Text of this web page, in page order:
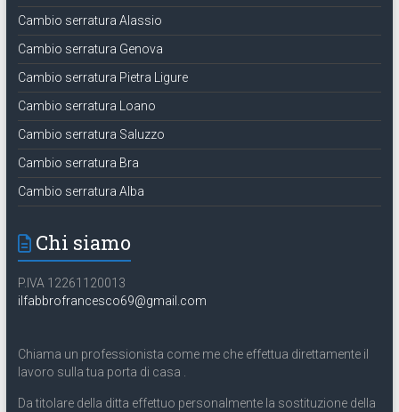
Cambio serratura Alassio
Cambio serratura Genova
Cambio serratura Pietra Ligure
Cambio serratura Loano
Cambio serratura Saluzzo
Cambio serratura Bra
Cambio serratura Alba
Chi siamo
P.IVA 12261120013
ilfabbrofrancesco69@gmail.com
Chiama un professionista come me che effettua direttamente il
lavoro sulla tua porta di casa .
Da titolare della ditta effettuo personalmente la sostituzione della